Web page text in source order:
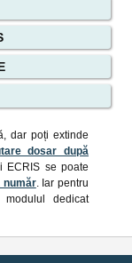
dar poți extinde
dosar după
ECRIS se poate
număr. Iar pentru
dedicat